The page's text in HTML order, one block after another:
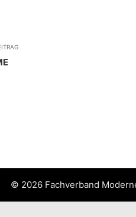
© 2026 Fachverband